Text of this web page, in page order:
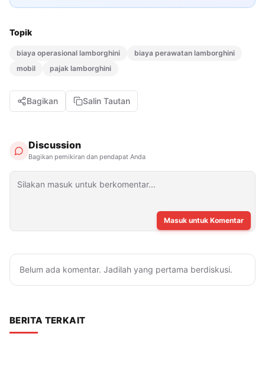
Topik
biaya operasional lamborghini
biaya perawatan lamborghini
mobil
pajak lamborghini
Bagikan Salin Tautan
Discussion
Bagikan pemikiran dan pendapat Anda
Masuk untuk Komentar
Belum ada komentar. Jadilah yang pertama berdiskusi.
BERITA TERKAIT